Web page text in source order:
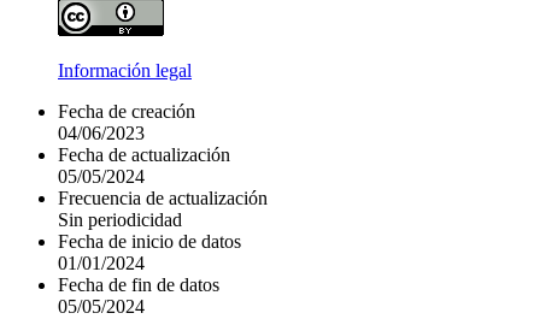
Información legal
Fecha de creación
04/06/2023
Fecha de actualización
05/05/2024
Frecuencia de actualización
Sin periodicidad
Fecha de inicio de datos
01/01/2024
Fecha de fin de datos
05/05/2024